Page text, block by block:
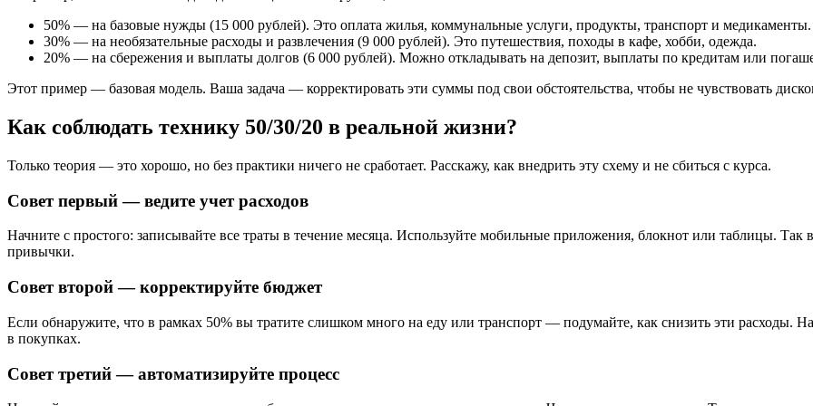
50% — на базовые нужды (15 000 рублей). Это оплата жилья, коммунальные услуги, продукты, транспорт и медикаменты.
30% — на необязательные расходы и развлечения (9 000 рублей). Это путешествия, походы в кафе, хобби, одежда.
20% — на сбережения и выплаты долгов (6 000 рублей). Можно откладывать на депозит, выплаты по кредитам или
Этот пример — базовая модель. Ваша задача — корректировать эти суммы под свои обстоятельства, чтобы не чувствовать
Как соблюдать технику 50/30/20 в реальной жизни?
Только теория — это хорошо, но без практики ничего не сработает. Расскажу, как внедрить эту схему и не сбиться с курса.
Совет первый — ведите учет расходов
Начните с простого: записывайте все траты в течение месяца. Используйте мобильные приложения, блокнот или таблицы. Так
привычки.
Совет второй — корректируйте бюджет
Если обнаружите, что в рамках 50% вы тратите слишком много на еду или транспорт — подумайте, как снизить эти
в покупках.
Совет третий — автоматизируйте процесс